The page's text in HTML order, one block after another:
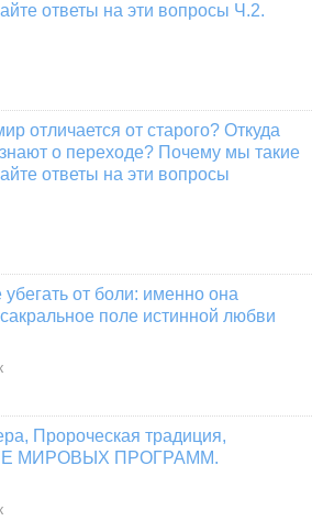
ответы на эти вопросы Ч.2.
отличается от старого? Откуда
о переходе? Почему мы такие
ответы на эти вопросы
убегать от боли: именно она
поле истинной любви
Пророческая традиция,
МИРОВЫХ ПРОГРАММ.